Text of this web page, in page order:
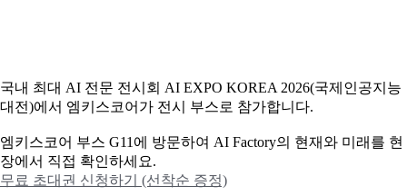
국내 최대 AI 전문 전시회 AI EXPO KOREA 2026(국제인공지능
대전)에서 엠키스코어가 전시 부스로 참가합니다.
엠키스코어 부스 G11에 방문하여 AI Factory의 현재와 미래를 현
장에서 직접 확인하세요.
무료 초대권 신청하기 (선착순 증정)